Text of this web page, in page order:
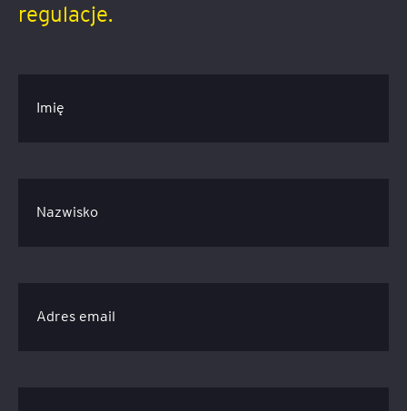
regulacje.
Imię
Nazwisko
Adres email